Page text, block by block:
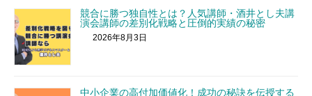
競合に勝つ独自性とは？人気講師・酒井とし夫講
演会講師の差別化戦略と圧倒的実績の秘密
2026年8月3日
中小企業の高付加価値化！成功の秘訣を伝授する